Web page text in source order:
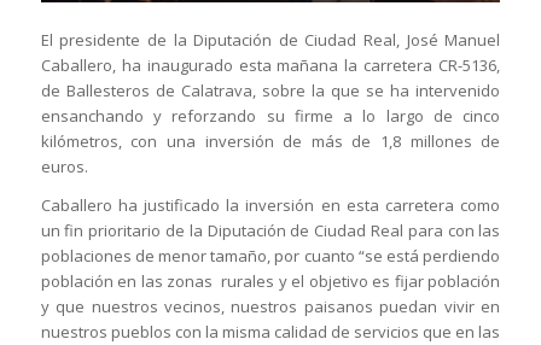
El presidente de la Diputación de Ciudad Real, José Manuel
Caballero, ha inaugurado esta mañana la carretera CR-5136,
de Ballesteros de Calatrava, sobre la que se ha intervenido
ensanchando y reforzando su firme a lo largo de cinco
kilómetros, con una inversión de más de 1,8 millones de
euros.
Caballero ha justificado la inversión en esta carretera como
un fin prioritario de la Diputación de Ciudad Real para con las
poblaciones de menor tamaño, por cuanto “se está perdiendo
población en las zonas rurales y el objetivo es fijar población
y que nuestros vecinos, nuestros paisanos puedan vivir en
nuestros pueblos con la misma calidad de servicios que en las